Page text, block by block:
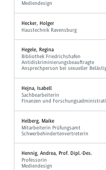
Mediendesign
Hecker, Holger
Haustechnik Ravensburg
Hegele, Regina
Bibliothek Friedrichshafen
Antidiskriminierungsbeauftragte
Ansprechperson bei sexueller
Hejna, Isabell
Sachbearbeiterin
Finanzen und
Helberg, Maike
Mitarbeiterin Prüfungsamt
Schwerbehindertenvertreterin
Hennig, Andrea, Prof. Dipl.-Des.
Professorin
Mediendesign